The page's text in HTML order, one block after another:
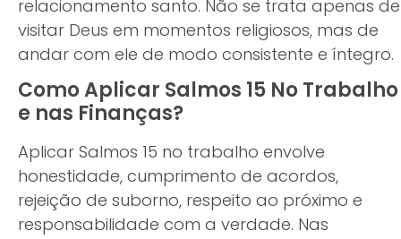
relacionamento santo. Não se trata apenas de
visitar Deus em momentos religiosos, mas de
andar com ele de modo consistente e íntegro.
Como Aplicar Salmos 15 No Trabalho
e nas Finanças?
Aplicar Salmos 15 no trabalho envolve
honestidade, cumprimento de acordos,
rejeição de suborno, respeito ao próximo e
responsabilidade com a verdade. Nas